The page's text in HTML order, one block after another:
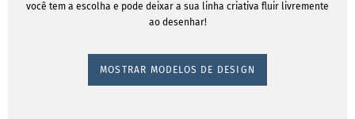
você tem a escolha e pode deixar a sua linha criativa fluir livremente
ao desenhar!
MOSTRAR MODELOS DE DESIGN